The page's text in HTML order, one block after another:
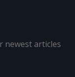
newest articles